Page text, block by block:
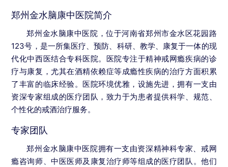
郑州金水脑康中医院简介
郑州金水脑康中医院，位于河南省郑州市金水区花园路
123号，是一所集医疗、预防、科研、教学、康复于一体的现
代化中西医结合专科医院。医院专注于精神戒网瘾疾病的诊
疗与康复，尤其在酒精依赖症等成瘾性疾病的治疗方面积累
了丰富的临床经验。医院环境优雅，设施先进，拥有一支由
资深专家组成的医疗团队，致力于为患者提供科学、规范、
个性化的戒酒治疗服务。
专家团队
郑州金水脑康中医院拥有一支由资深精神科专家、戒网
瘾咨询师、中医医师及康复治疗师等组成的医疗团队。他们